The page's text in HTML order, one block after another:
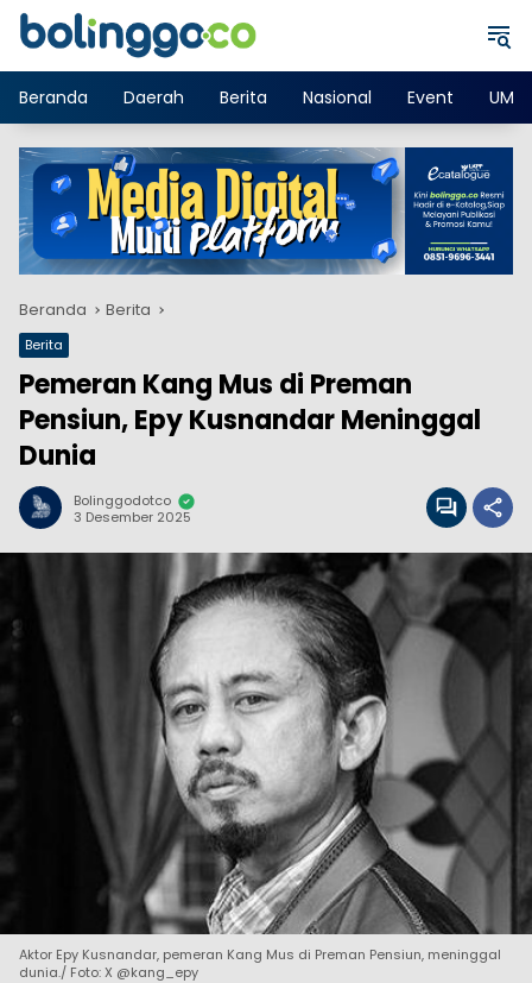
Langsung
Beranda
Daerah Berita Nasional Event
Beranda Berita
Berita
Pemeran Kang Mus di Preman
Pensiun, Epy Kusnandar Meninggal
Dunia
Bolinggodotco
3 Desember 2025
Aktor Epy Kusnandar, pemeran Kang Mus di Preman Pensiun, meninggal
dunia./ Foto: X @kang_epy